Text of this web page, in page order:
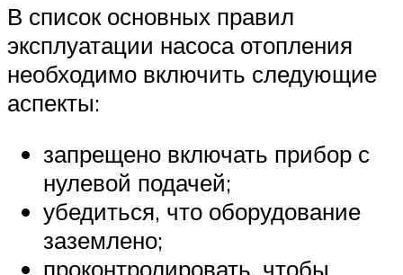
В список основных правил
эксплуатации насоса отопления
необходимо включить следующие
аспекты:
запрещено включать прибор с
нулевой подачей;
убедиться, что оборудование
заземлено;
проконтролировать, чтобы